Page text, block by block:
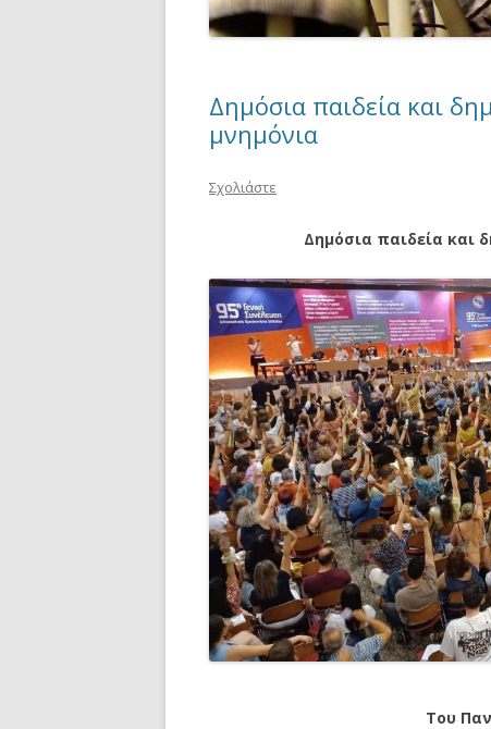
Δημόσια παιδεία και
μνημόνια
Σχολιάστε
Δημόσια παιδεία και
Του